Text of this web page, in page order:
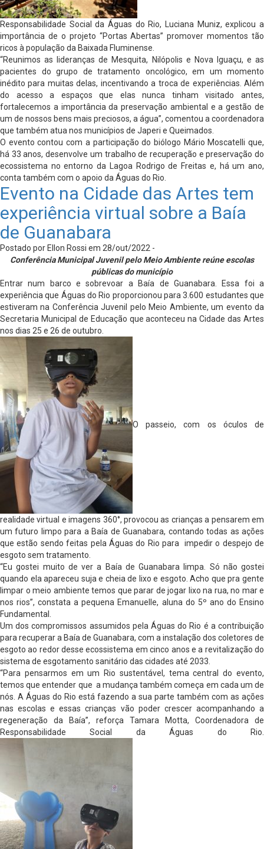
Responsabilidade Social da Águas do Rio, Luciana Muniz, explicou a
importância de o projeto “Portas Abertas” promover momentos tão
ricos à população da Baixada Fluminense.
“Reunimos as lideranças de Mesquita, Nilópolis e Nova Iguaçu, e as
pacientes do grupo de tratamento oncológico, em um momento
inédito para muitas delas, incentivando a troca de experiências. Além
do acesso a espaços que elas nunca tinham visitado antes,
fortalecemos a importância da preservação ambiental e a gestão de
um de nossos bens mais preciosos, a água”, comentou a coordenadora
que também atua nos municípios de Japeri e Queimados.
O evento contou com a participação do biólogo Mário Moscatelli que,
há 33 anos, desenvolve um trabalho de recuperação e preservação do
ecossistema no entorno da Lagoa Rodrigo de Freitas e, há um ano,
conta também com o apoio da Águas do Rio.
Evento na Cidade das Artes tem
experiência virtual sobre a Baía
de Guanabara
Postado por Ellon Rossi em 28/out/2022 -
Conferência Municipal Juvenil pelo Meio Ambiente reúne escolas
públicas do município
Entrar num barco e sobrevoar a Baía de Guanabara. Essa foi a
experiência que Águas do Rio proporcionou para 3.600 estudantes que
estiveram na Conferência Juvenil pelo Meio Ambiente, um evento da
Secretaria Municipal de Educação que aconteceu na Cidade das Artes
nos dias 25 e 26 de outubro.
O passeio, com os óculos de
realidade virtual e imagens 360°, provocou as crianças a pensarem em
um futuro limpo para a Baía de Guanabara, contando todas as ações
que estão sendo feitas pela Águas do Rio para impedir o despejo de
esgoto sem tratamento.
“Eu gostei muito de ver a Baía de Guanabara limpa. Só não gostei
quando ela apareceu suja e cheia de lixo e esgoto. Acho que pra gente
limpar o meio ambiente temos que parar de jogar lixo na rua, no mar e
nos rios”, constata a pequena Emanuelle, aluna do 5º ano do Ensino
Fundamental.
Um dos compromissos assumidos pela Águas do Rio é a contribuição
para recuperar a Baía de Guanabara, com a instalação dos coletores de
esgoto ao redor desse ecossistema em cinco anos e a revitalização do
sistema de esgotamento sanitário das cidades até 2033.
“Para pensarmos em um Rio sustentável, tema central do evento,
temos que entender que a mudança também começa em cada um de
nós. A Águas do Rio está fazendo a sua parte também com as ações
nas escolas e essas crianças vão poder crescer acompanhando a
regeneração da Baía”, reforça Tamara Motta, Coordenadora de
Responsabilidade Social da Águas do Rio.